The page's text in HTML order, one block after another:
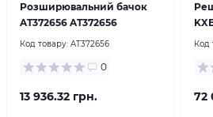
Розширювальний бачок
AT372656 AT372656
Код товару: AT372656
0
13 936.32 грн.
Код
72